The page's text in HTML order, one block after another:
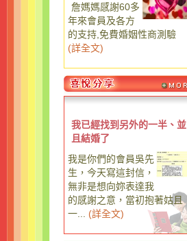
詹媽媽感謝60多
年來會員及各方
的支持,免費婚姻性商測驗
(詳全文)
我已經找到另外的一半、並
且結婚了
我是你們的會員吳先
生，今天寫這封信，
無非是想向妳表達我
的感謝之意，當初抱著姑且
一...
(詳全文)